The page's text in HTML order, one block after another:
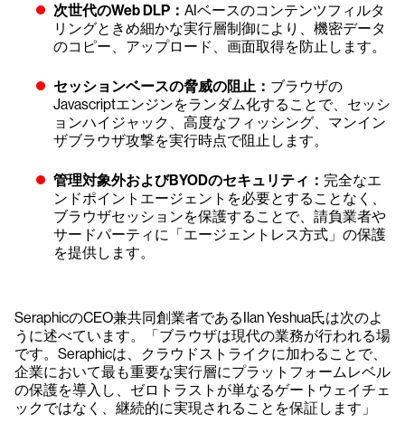
次世代のWeb DLP： AIベースのコンテンツフィルタ
リングときめ細かな実行層制御により、機密データ
のコピー、アップロード、画面取得を防止します。
セッションベースの脅威の阻止： ブラウザの
Javascriptエンジンをランダム化することで、セッシ
ョンハイジャック、高度なフィッシング、マンイン
ザブラウザ攻撃を実行時点で阻止します。
管理対象外およびBYODのセキュリティ： 完全なエ
ンドポイントエージェントを必要とすることなく、
ブラウザセッションを保護することで、請負業者や
サードパーティに「エージェントレス方式」の保護
を提供します。
SeraphicのCEO兼共同創業者であるIlan Yeshua氏は次のよ
うに述べています。「ブラウザは現代の業務が行われる場
です。Seraphicは、クラウドストライクに加わることで、
企業において最も重要な実行層にプラットフォームレベル
の保護を導入し、ゼロトラストが単なるゲートウェイチェ
ックではなく、継続的に実現されることを保証します」